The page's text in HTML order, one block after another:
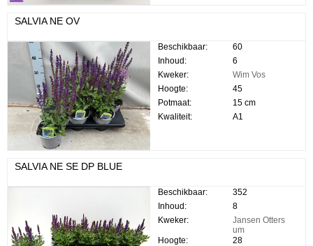
SALVIA NE OV
Beschikbaar:
60
Inhoud:
6
Kweker:
Wim Vos
Hoogte:
45
Potmaat:
15 cm
Kwaliteit:
A1
SALVIA NE SE DP BLUE
Beschikbaar:
352
Inhoud:
8
Kweker:
Jansen Otters
um
Hoogte:
28